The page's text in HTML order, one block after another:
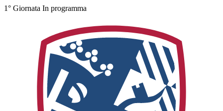
1° Giornata In programma